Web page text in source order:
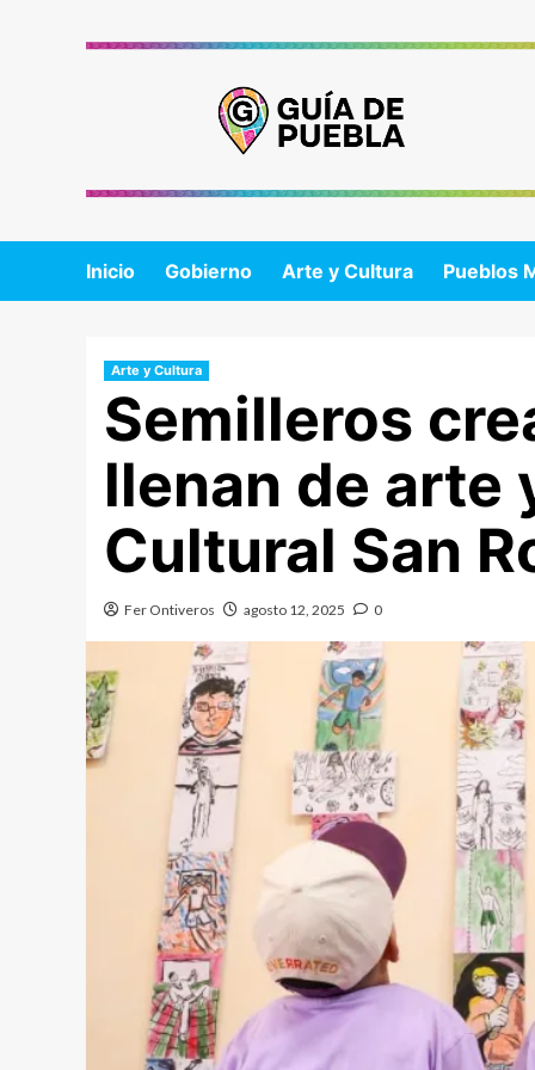
Inicio Gobierno Arte y Cultura Pueblos
Arte y Cultura
Semilleros
llenan de arte
Cultural San
Fer Ontiveros agosto 12, 2025 0